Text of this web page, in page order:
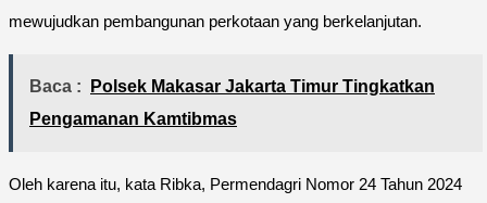
mewujudkan pembangunan perkotaan yang berkelanjutan.
Baca :
Polsek Makasar Jakarta Timur Tingkatkan
Pengamanan Kamtibmas
Oleh karena itu, kata Ribka, Permendagri Nomor 24 Tahun 2024